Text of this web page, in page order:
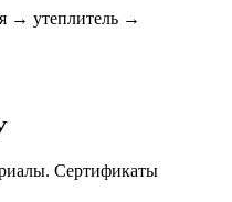
→ утеплитель →
Сертификаты